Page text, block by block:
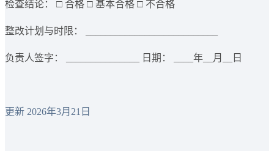
检查结论： □ 合格 □ 基本合格 □ 不合格
整改计划与时限： ___________________________
负责人签字： _______________ 日期： ____年__月__日
更新 2026年3月21日